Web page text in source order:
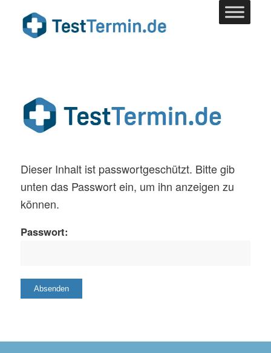
Dieser Inhalt ist passwortgeschützt. Bitte gib
unten das Passwort ein, um ihn anzeigen zu
können.
Passwort: